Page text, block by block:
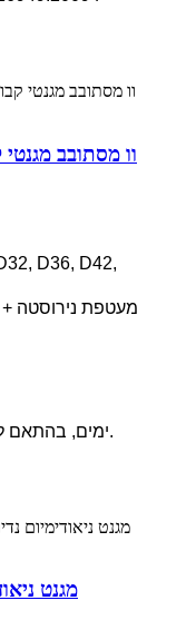
וו מסתובב
D36, D42,
4-15 ימים, בהתאם לכמות ולעונה.
מגנט